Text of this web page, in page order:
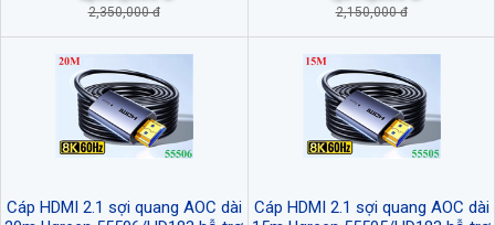
2,350,000 đ 2,150,000 đ
Cáp HDMI 2.1 sợi quang AOC dài
Cáp HDMI 2.1 sợi quang AOC dài